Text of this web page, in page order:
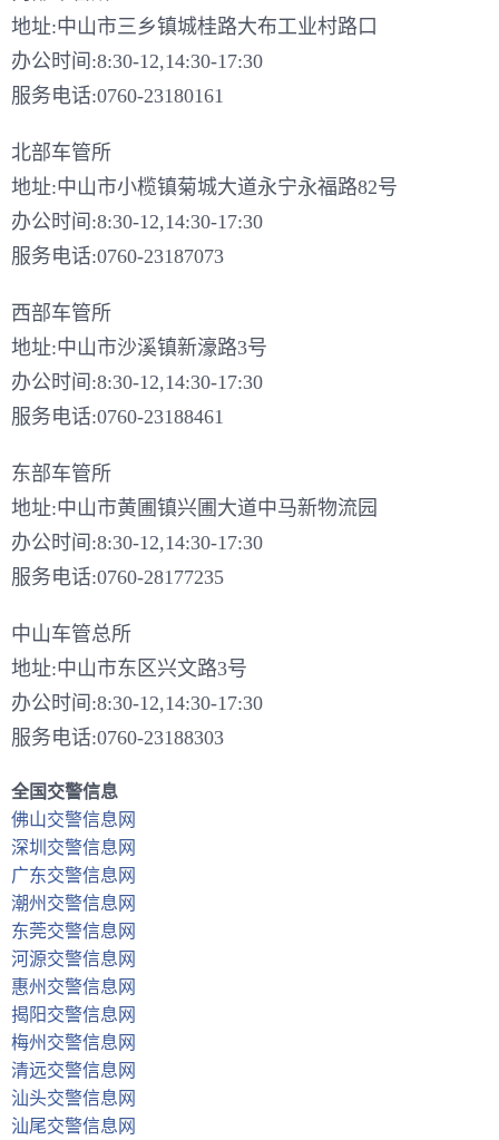
地址:中山市三乡镇城桂路大布工业村路口
办公时间:8:30-12,14:30-17:30
服务电话:0760-23180161
北部车管所
地址:中山市小榄镇菊城大道永宁永福路82号
办公时间:8:30-12,14:30-17:30
服务电话:0760-23187073
西部车管所
地址:中山市沙溪镇新濠路3号
办公时间:8:30-12,14:30-17:30
服务电话:0760-23188461
东部车管所
地址:中山市黄圃镇兴圃大道中马新物流园
办公时间:8:30-12,14:30-17:30
服务电话:0760-28177235
中山车管总所
地址:中山市东区兴文路3号
办公时间:8:30-12,14:30-17:30
服务电话:0760-23188303
全国交警信息
佛山交警信息网
深圳交警信息网
广东交警信息网
潮州交警信息网
东莞交警信息网
河源交警信息网
惠州交警信息网
揭阳交警信息网
梅州交警信息网
清远交警信息网
汕头交警信息网
汕尾交警信息网